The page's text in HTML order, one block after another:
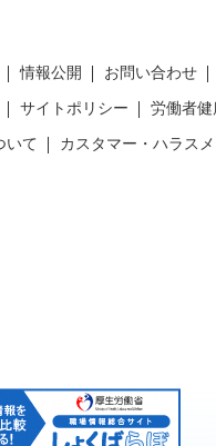
情報公開
お問い合わせ
サイトポリシー
労働者
いて
カスタマー・ハラス